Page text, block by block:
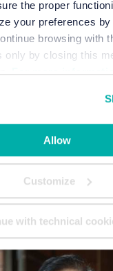
the proper
your preferences
browsing with
only by closing this
For more
Allow
Customize
with technical